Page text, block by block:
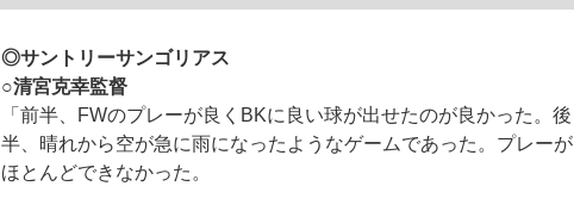
◎サントリーサンゴリアス
○清宮克幸監督
「前半、FWのプレーが良くBKに良い球が出せたのが良かった。後
半、晴れから空が急に雨になったようなゲームであった。プレーが
ほとんどできなかった。